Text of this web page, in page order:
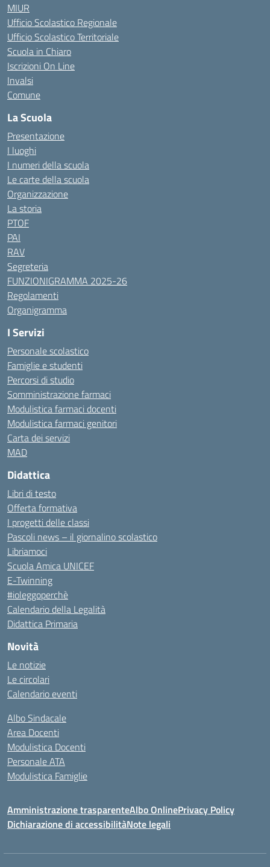
MIUR
Ufficio Scolastico Regionale
Ufficio Scolastico Territoriale
Scuola in Chiaro
Iscrizioni On Line
Invalsi
Comune
La Scuola
Presentazione
I luoghi
I numeri della scuola
Le carte della scuola
Organizzazione
La storia
PTOF
PAI
RAV
Segreteria
FUNZIONIGRAMMA 2025-26
Regolamenti
Organigramma
I Servizi
Personale scolastico
Famiglie e studenti
Percorsi di studio
Somministrazione farmaci
Modulistica farmaci docenti
Modulistica farmaci genitori
Carta dei servizi
MAD
Didattica
Libri di testo
Offerta formativa
I progetti delle classi
Pascoli news – il giornalino scolastico
Libriamoci
Scuola Amica UNICEF
E-Twinning
#ioleggoperchè
Calendario della Legalità
Didattica Primaria
Novità
Le notizie
Le circolari
Calendario eventi
Albo Sindacale
Area Docenti
Modulistica Docenti
Personale ATA
Modulistica Famiglie
Amministrazione trasparenteAlbo OnlinePrivacy Policy
Dichiarazione di accessibilitàNote legali